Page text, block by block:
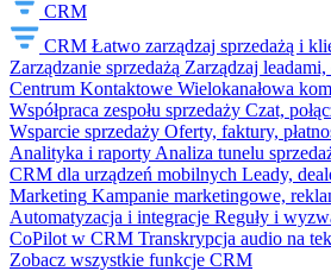
CRM
CRM Łatwo zarządzaj sprzedażą i
Zarządzanie sprzedażą Zarządzaj
Centrum Kontaktowe Wielokanałowa
Współpraca zespołu sprzedaży Czat,
Wsparcie sprzedaży Oferty, faktury,
Analityka i raporty Analiza tunelu
CRM dla urządzeń mobilnych Leady,
Marketing Kampanie marketingowe,
Automatyzacja i integracje Reguły i
CoPilot w CRM Transkrypcja audio na
Zobacz wszystkie funkcje CRM